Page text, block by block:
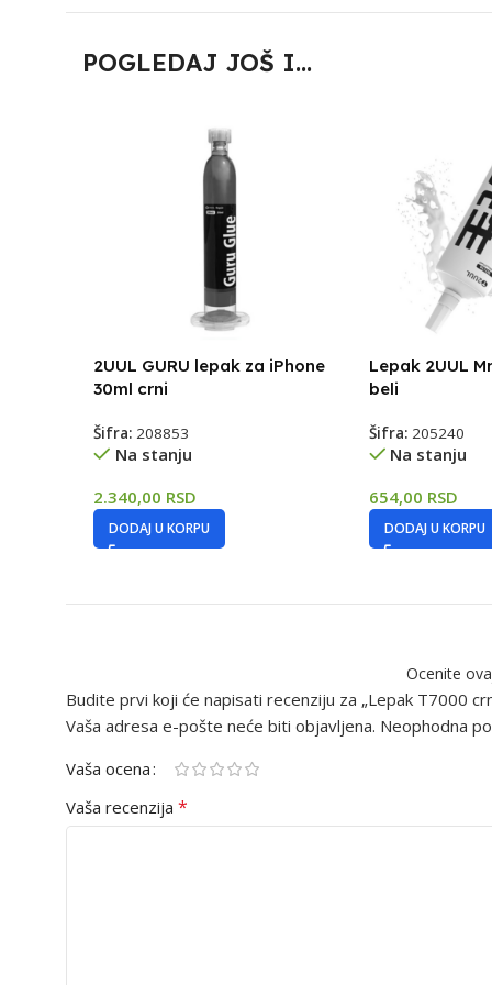
POGLEDAJ JOŠ I...
2UUL GURU lepak za iPhone
30ml crni
Šifra: 208853
Na stanju
2.340,00 RSD
DODAJ U KORPU
Lepak 2UUL
beli
Šifra: 205240
Na stanju
654,00 RSD
DODAJ U KORPU
Ocenite
Budite prvi koji će napisati recenziju za „Lepak T7000
Vaša adresa e-pošte neće biti objavljena. Neophodna
Vaša ocena
Vaša recenzija *